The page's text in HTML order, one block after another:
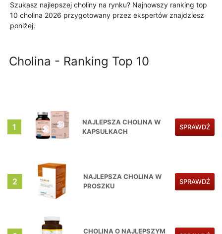
Szukasz najlepszej choliny na rynku? Najnowszy ranking top
10 cholina 2026 przygotowany przez ekspertów znajdziesz
poniżej.
Cholina - Ranking Top 10
1
NAJLEPSZA CHOLINA W
KAPSUŁKACH
SPRAWDŹ
2
NAJLEPSZA CHOLINA W
PROSZKU
SPRAWDŹ
CHOLINA O NAJLEPSZYM